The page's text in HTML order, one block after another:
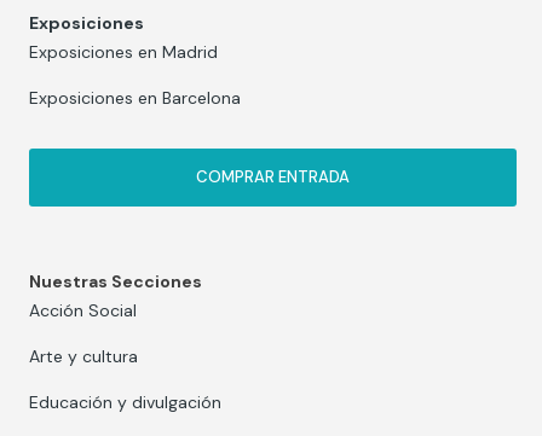
Exposiciones
Exposiciones en Madrid
Exposiciones en Barcelona
COMPRAR ENTRADA
Nuestras Secciones
Acción Social
Arte y cultura
Educación y divulgación